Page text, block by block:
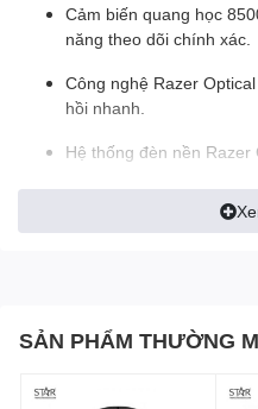
Cảm biến quang học
năng theo dõi chính xác.
Công nghệ Razer
hồi nhanh.
Hệ thống đèn nền
Chuột
Năng Cao,
SẢN PHẨM THƯỜNG